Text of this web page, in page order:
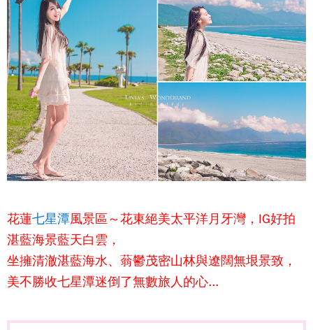
花蓮七星潭風景區～花東絕美太平洋月牙灣，IG好拍
湛藍海景藍天白雲，
坐擁清澈湛藍海水、蓊鬱茂密山林與遼闊無垠景致，
美不勝收七星潭迷倒了無數旅人的心...